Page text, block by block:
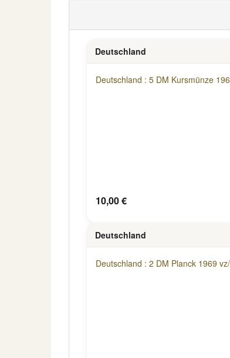
Deutschland
Deutschland : 5 DM Kursmünze
10,00 €
Deutschland
Deutschland : 2 DM Planck 1969